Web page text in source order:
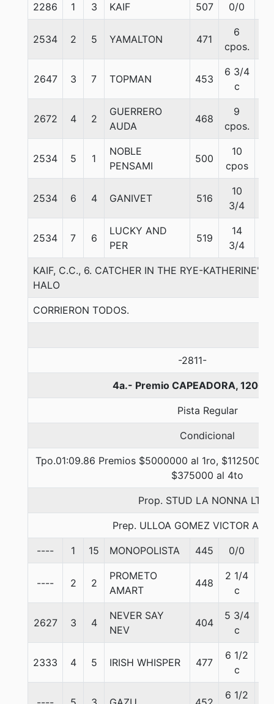
2286 1 3 KAIF 507 0/0
2534 2 5 YAMALTON 471
6
cpos.
2647 3 7 TOPMAN 453
6 3/4
c
2672 4 2
GUERRERO
AUDA
468
9
cpos.
2534 5 1
NOBLE
PENSAMI
500
10
cpos
2534 6 4 GANIVET 516
10
3/4
2534 7 6
LUCKY AND
PER
519
14
3/4
KAIF, C.C., 6. CATCHER IN THE RYE-KATHERINE'S
HALO
CORRIERON TODOS.
-2811-
4a.- Premio CAPEADORA, 1200
Pista Regular
Condicional
Tpo.01:09.86 Premios $5000000 al 1ro,
$375000 al 4to
Prop. STUD LA NONNA
Prep. ULLOA GOMEZ VICTOR
---- 1 15 MONOPOLISTA 445 0/0
---- 2 2
PROMETO
AMART
448
2 1/4
c
2627 3 4
NEVER SAY
NEV
404
5 3/4
c
2333 4 5 IRISH WHISPER 477
6 1/2
c
6 1/2